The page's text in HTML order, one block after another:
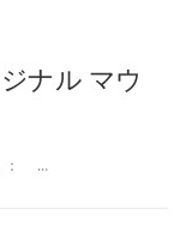
ナル マウ
： …